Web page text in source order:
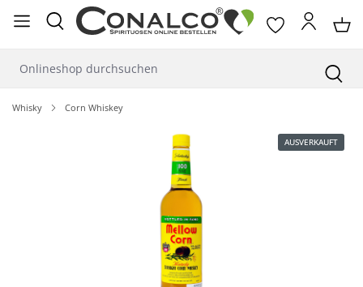
springen
Whisky Corn Whiskey
AUSVERKAUFT